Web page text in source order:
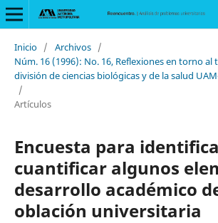
Inicio / Archivos /
Núm. 16 (1996): No. 16, Reflexiones en torno
división de ciencias biológicas y de la salud
/
Artículos
Encuesta para
cuantificar algunos
desarrollo académico
oblación universitaria